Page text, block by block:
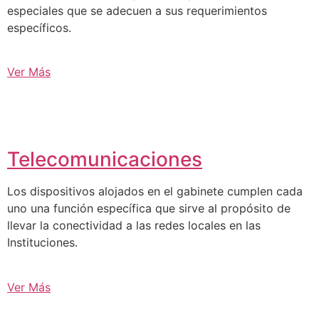
especiales que se adecuen a sus requerimientos
específicos.
Ver Más
Telecomunicaciones
Los dispositivos alojados en el gabinete cumplen cada
uno una función específica que sirve al propósito de
llevar la conectividad a las redes locales en las
Instituciones.
Ver Más